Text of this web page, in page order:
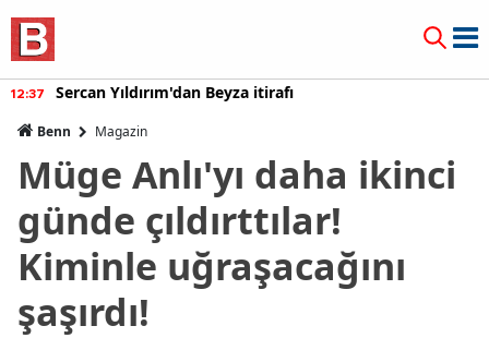
12:37 Sercan Yıldırım'dan Beyza itirafı
Benn Magazin
Müge Anlı'yı daha ikinci
günde çıldırttılar!
Kiminle uğraşacağını
şaşırdı!